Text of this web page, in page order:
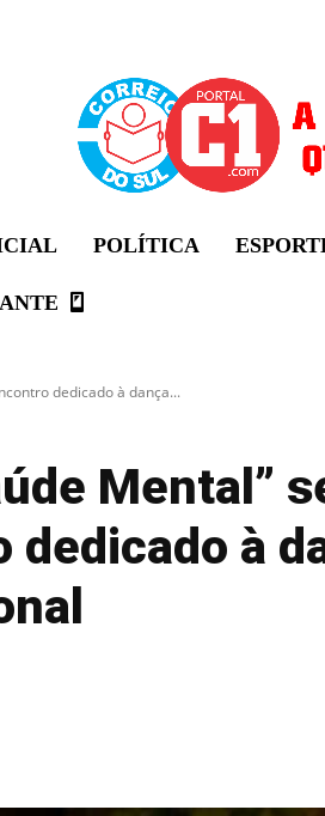
POLÍTICA
dedicado à dança...
Mental”
à